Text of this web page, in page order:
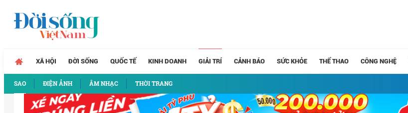
XÃ HỘI ĐỜI SỐNG QUỐC TẾ KINH DOANH GIẢI TRÍ
SAO ĐIỆN ẢNH ÂM NHẠC THỜI TRANG
CẢNH BÁO SỨC KHỎE THỂ THAO CÔNG NGHỆ